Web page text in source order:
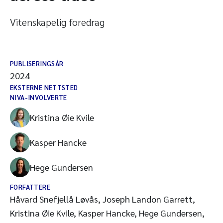
Vitenskapelig foredrag
PUBLISERINGSÅR
2024
EKSTERNE NETTSTED
NIVA-INVOLVERTE
Kristina Øie Kvile
Kasper Hancke
Hege Gundersen
FORFATTERE
Håvard Snefjellå Løvås, Joseph Landon Garrett,
Kristina Øie Kvile, Kasper Hancke, Hege Gundersen,